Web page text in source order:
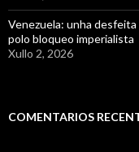
Venezuela: unha
polo bloqueo imperialista
Xullo 2, 2026
COMENTARIOS